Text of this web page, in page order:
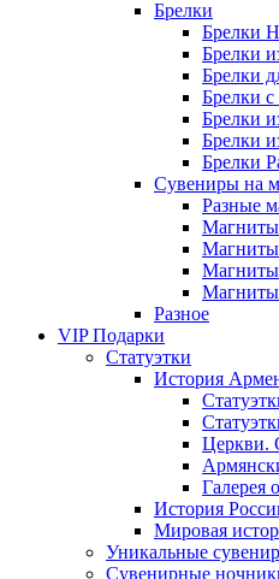
Брелки
Брелки
Брелки
Брелки
Брелки
Брелки
Брелки
Брелки
Сувениры на
Разные
Магниты
Магниты
Магниты
Разное
VIP Подарки
Статуэтки
История
Церкви.
Галерея
История
Мировая
Уникальные
Сувенирные